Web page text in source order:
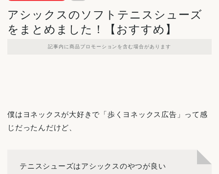
アシックスのソフトテニスシューズ
をまとめました！【おすすめ】
記事内に商品プロモーションを含む場合があります
僕はヨネックスが大好きで「歩くヨネックス広告」って感
じだったんだけど、
テニスシューズはアシックスのやつが良い